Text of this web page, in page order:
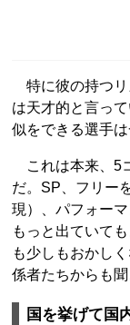
特に彼の持つリ
は天才的と言っ
似をできる選手は
これは本来、5
だ。SP、フリー
現）、パフォー
もっと出ていて
も少しもおかし
係者たちからも聞
国を挙げて国